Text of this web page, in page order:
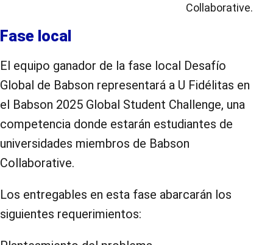
Collaborative.
Fase local
El equipo ganador de la fase local Desafío
Global de Babson representará a U Fidélitas en
el Babson 2025 Global Student Challenge, una
competencia donde estarán estudiantes de
universidades miembros de Babson
Collaborative.
Los entregables en esta fase abarcarán los
siguientes requerimientos: